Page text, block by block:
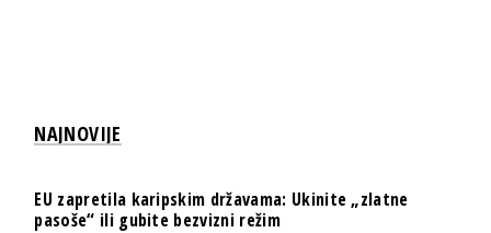
NAJNOVIJE
EU zapretila karipskim državama: Ukinite „zlatne
pasoše“ ili gubite bezvizni režim